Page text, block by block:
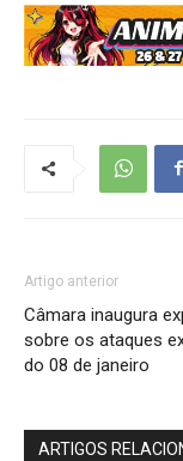
Artigo anterior
Câmara inaugura
sobre os ataques
do 08 de janeiro
ARTIGOS